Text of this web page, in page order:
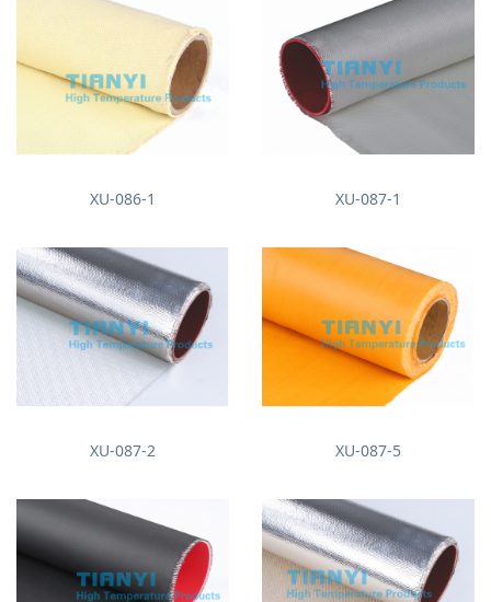
XU-086-1 XU-087-1
XU-087-2 XU-087-5